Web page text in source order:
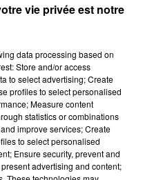
WOLF MUSIC" À LONS,
vie privée est notre
data processing based on
Store and/or access
to select advertising; Create
profiles to select personalised
Measure content
statistics or combinations
improve services; Create
to select personalised
Ensure security, prevent and
advertising and content;